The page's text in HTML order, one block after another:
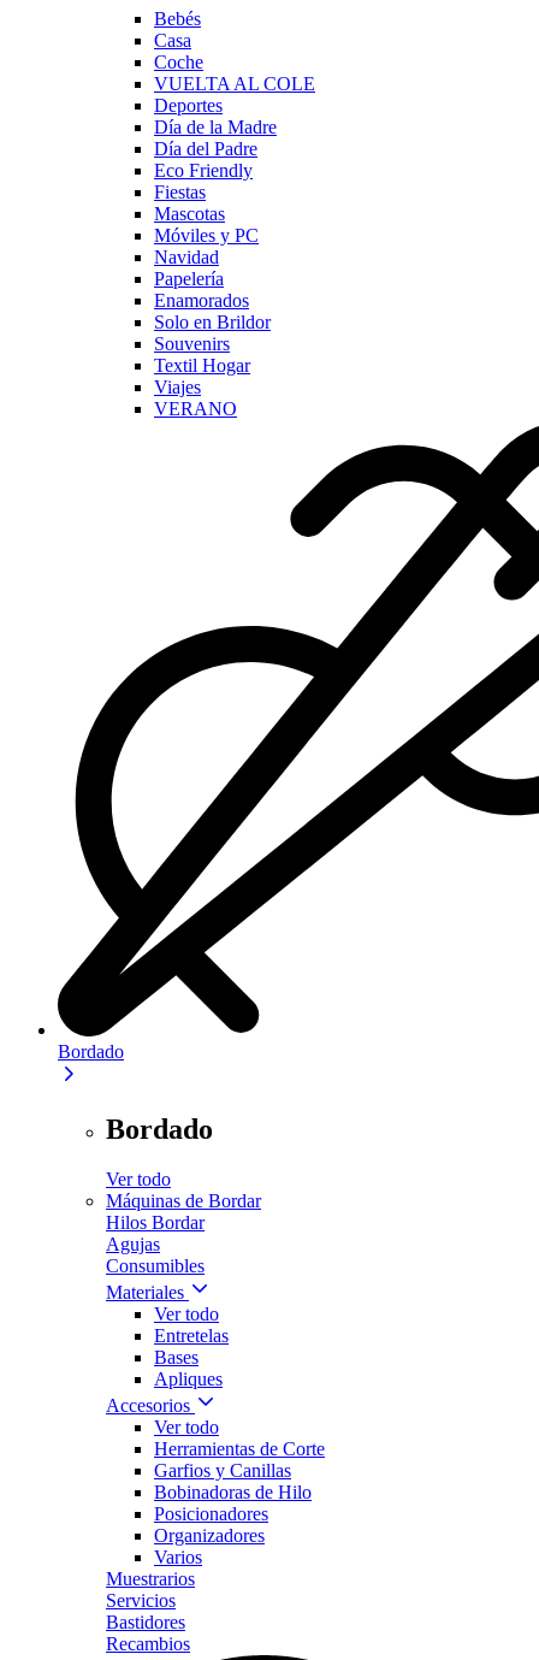
Bebés
Casa
Coche
VUELTA AL COLE
Deportes
Día de la Madre
Día del Padre
Eco Friendly
Fiestas
Mascotas
Móviles y PC
Navidad
Papelería
Enamorados
Solo en Brildor
Souvenirs
Textil Hogar
Viajes
VERANO
Bordado
Bordado
Ver todo
Máquinas de Bordar
Hilos Bordar
Agujas
Consumibles
Materiales
Ver todo
Entretelas
Bases
Apliques
Accesorios
Ver todo
Herramientas de Corte
Garfios y Canillas
Bobinadoras de Hilo
Posicionadores
Organizadores
Varios
Muestrarios
Servicios
Bastidores
Recambios